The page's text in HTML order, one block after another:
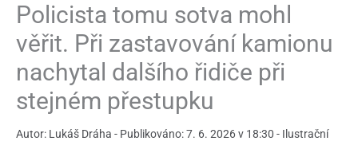
Policista tomu sotva mohl
věřit. Při zastavování kamionu
nachytal dalšího řidiče při
stejném přestupku
Autor: Lukáš Dráha - Publikováno: 7. 6. 2026 v 18:30 - Ilustrační